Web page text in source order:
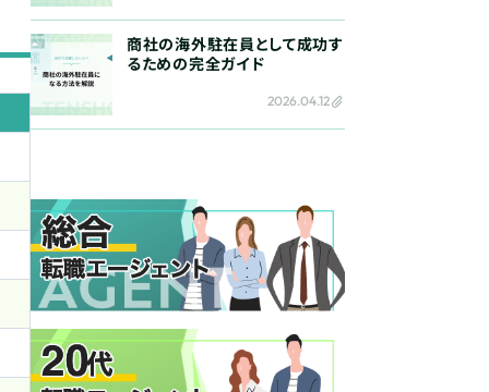
商社の海外駐在員として成功す
るための完全ガイド
2026.04.12